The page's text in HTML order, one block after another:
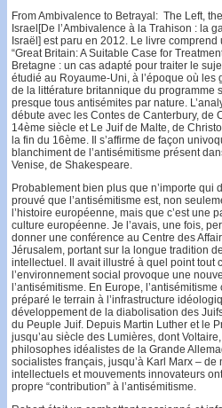
From Ambivalence to Betrayal: The Left,
Israel[De l’Ambivalence à la Trahison : la
Israël] est paru en 2012. Le livre comprend
“Great Britain: A Suitable Case for
Bretagne : un cas adapté pour traiter le
étudié au Royaume-Uni, à l’époque où les
de la littérature britannique du programme
presque tous antisémites par nature.
débute avec les Contes de Canterbury, de
14ème siècle et Le Juif de Malte, de
la fin du 16ème. Il s’affirme de façon
blanchiment de l’antisémitisme présent
Venise, de Shakespeare.
Probablement bien plus que n’importe qui
prouvé que l’antisémitisme est, non
l’histoire européenne, mais que c’est une
culture européenne. Je l’avais, une fois,
donner une conférence au Centre des
Jérusalem, portant sur la longue tradition
intellectuel. Il avait illustré à quel point tout
l’environnement social provoque une
l’antisémitisme. En Europe,
préparé le terrain à l’infrastructure
développement de la diabolisation des
du Peuple Juif. Depuis Martin Luther et le
jusqu’au siècle des Lumières, dont
philosophes idéalistes de la Grande
socialistes français, jusqu’à Karl Marx – de
intellectuels et mouvements innovateurs
propre “contribution” à l’antisémitisme.